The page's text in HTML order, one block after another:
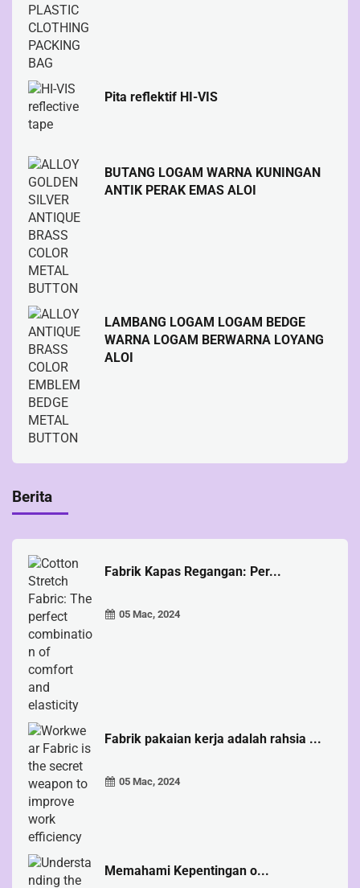
Pita reflektif HI-VIS
BUTANG LOGAM WARNA KUNINGAN
ANTIK PERAK EMAS ALOI
LAMBANG LOGAM LOGAM BEDGE
WARNA LOGAM BERWARNA LOYANG
ALOI
Berita
Fabrik Kapas Regangan: Per...
05 Mac, 2024
Fabrik pakaian kerja adalah rahsia ...
05 Mac, 2024
Memahami Kepentingan o...